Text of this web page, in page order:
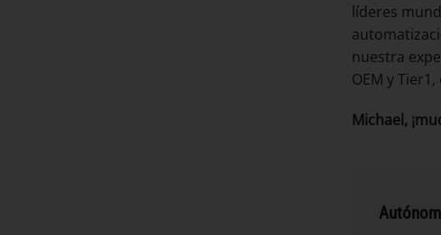
líderes
nuestra
OEM y
Michael,